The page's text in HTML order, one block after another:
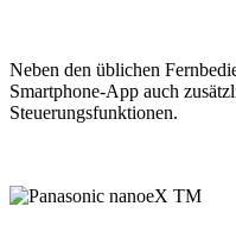
Neben den üblichen
Smartphone-App auch
Steuerungsfunktionen.